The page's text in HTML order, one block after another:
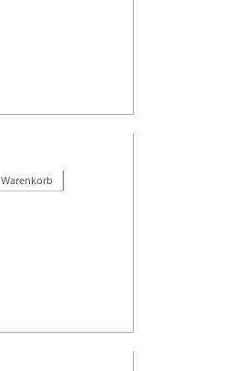
Warenkorb